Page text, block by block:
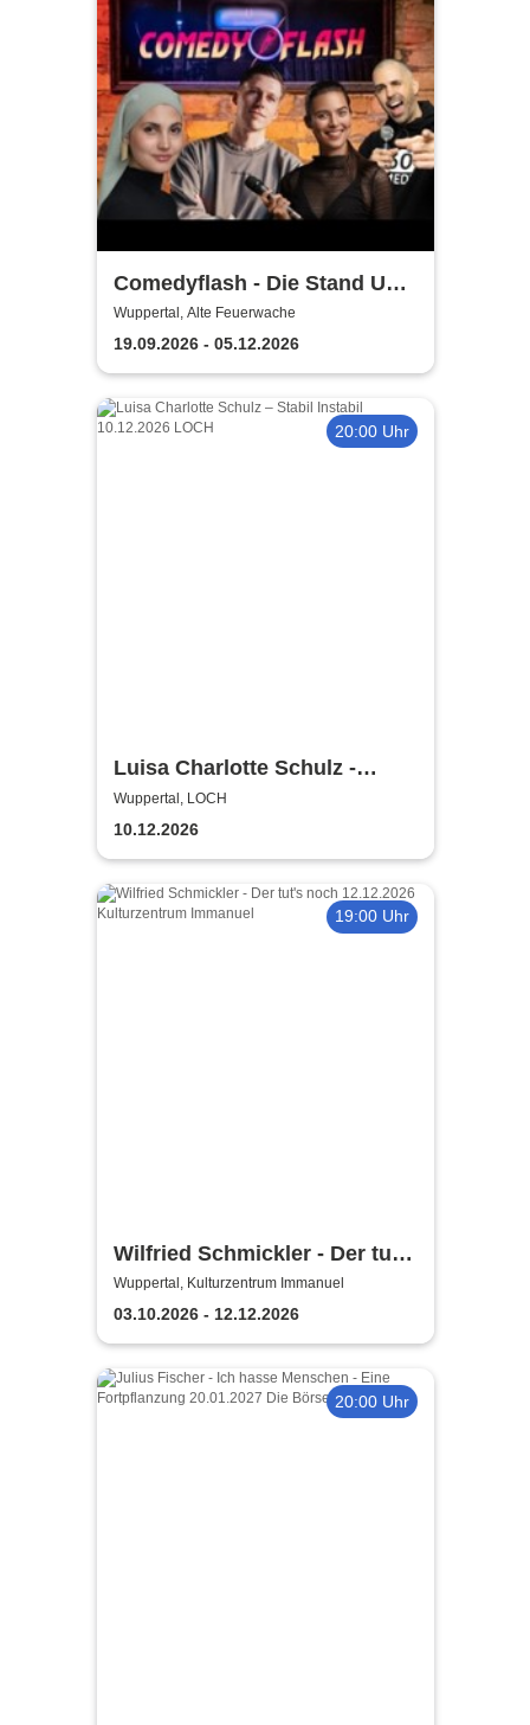
Comedyflash - Die Stand Up
Comedy Show in Wuppertal
Wuppertal, Alte Feuerwache
19.09.2026 - 05.12.2026
20:00 Uhr
Luisa Charlotte Schulz -
Stabil Instabil
Wuppertal, LOCH
10.12.2026
19:00 Uhr
Wilfried Schmickler - Der tut's
noch
Wuppertal, Kulturzentrum Immanuel
03.10.2026 - 12.12.2026
20:00 Uhr